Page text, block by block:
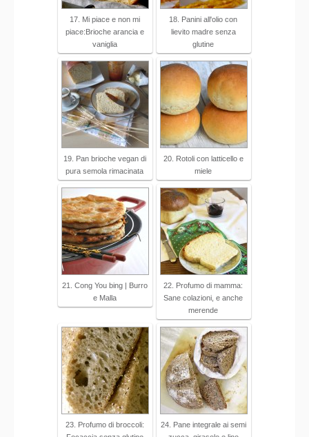
17. Mi piace e non mi
piace:Brioche arancia e
vaniglia
18. Panini all'olio con
lievito madre senza
glutine
19. Pan brioche vegan di
pura semola rimacinata
20. Rotoli con latticello e
miele
21. Cong You bing | Burro
e Malla
22. Profumo di mamma:
Sane colazioni, e anche
merende
23. Profumo di broccoli:
24. Pane integrale ai semi